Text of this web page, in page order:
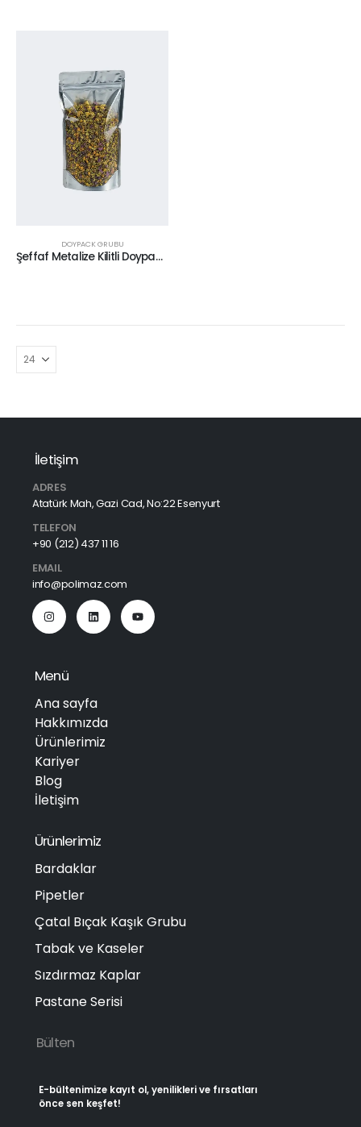
DOYPACK GRUBU
Şeffaf Metalize Kilitli Doypack 20 x 30 cm
İletişim
ADRES
Atatürk Mah, Gazi Cad, No:22 Esenyurt
TELEFON
+90 (212) 437 11 16
EMAIL
info@polimaz.com
Menü
Ana sayfa
Hakkımızda
Ürünlerimiz
Kariyer
Blog
İletişim
Ürünlerimiz
Bardaklar
Pipetler
Çatal Bıçak Kaşık Grubu
Tabak ve Kaseler
Sızdırmaz Kaplar
Pastane Serisi
Bülten
E-bültenimize kayıt ol, yenilikleri ve fırsatları
önce sen keşfet!